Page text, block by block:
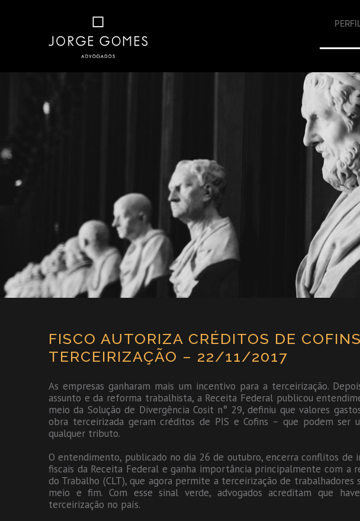
FISCO AUTORIZA CRÉDITOS DE
TERCEIRIZAÇÃO – 22/11/2017
As empresas ganharam mais um incentivo para a terceirização.
assunto e da reforma trabalhista, a Receita Federal publicou
meio da Solução de Divergência Cosit n° 29, definiu que valores
obra terceirizada geram créditos de PIS e Cofins – que podem ser
qualquer tributo.
O entendimento, publicado no dia 26 de outubro, encerra conflitos de
fiscais da Receita Federal e ganha importância principalmente com a
do Trabalho (CLT), que agora permite a terceirização de trabalhadores
meio e fim. Com esse sinal verde, advogados acreditam que
terceirização no país.